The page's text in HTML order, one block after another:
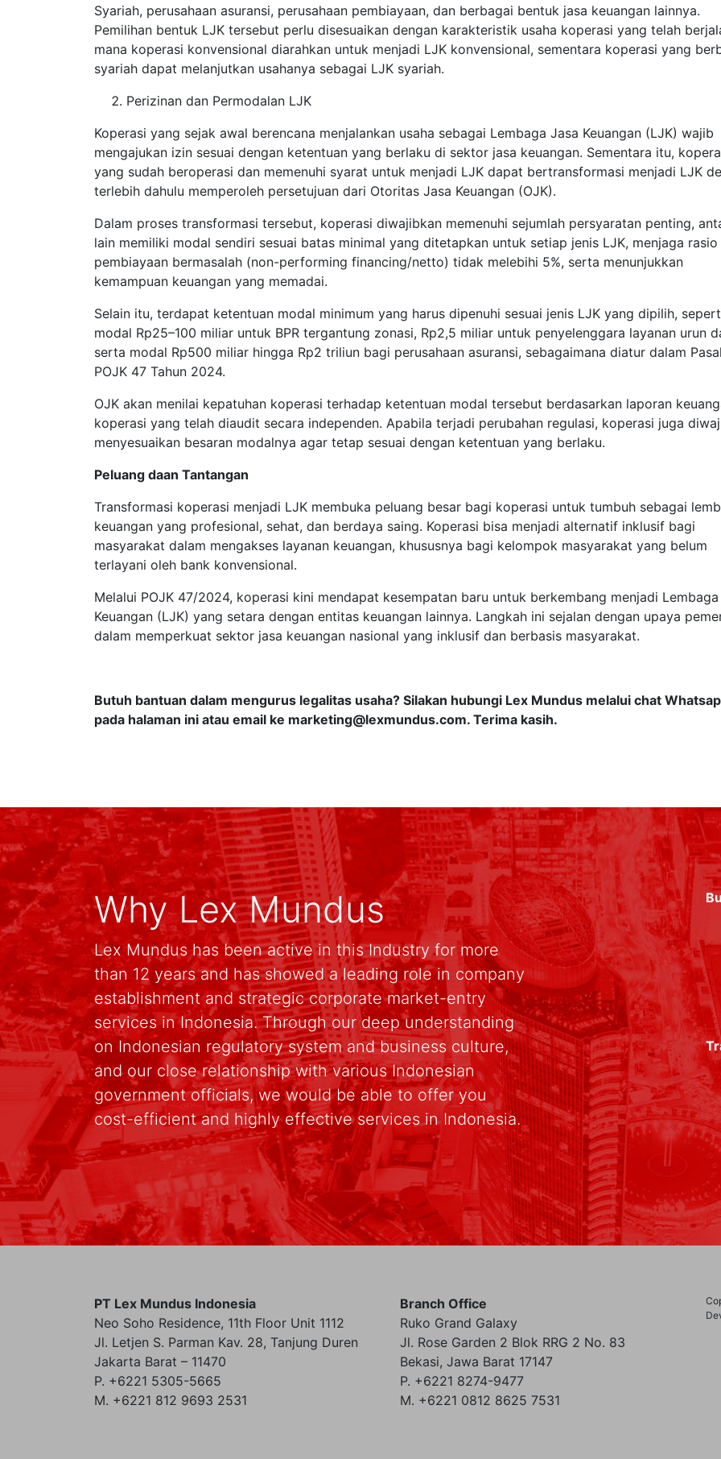
Syariah, perusahaan asuransi, perusahaan pembiayaan, dan berbagai bentuk jasa keuangan lainnya.
Pemilihan bentuk LJK tersebut perlu disesuaikan dengan karakteristik usaha koperasi yang telah
mana koperasi konvensional diarahkan untuk menjadi LJK konvensional, sementara koperasi yang
syariah dapat melanjutkan usahanya sebagai LJK syariah.
Perizinan dan Permodalan LJK
Koperasi yang sejak awal berencana menjalankan usaha sebagai Lembaga Jasa Keuangan (LJK) wajib
mengajukan izin sesuai dengan ketentuan yang berlaku di sektor jasa keuangan. Sementara itu,
yang sudah beroperasi dan memenuhi syarat untuk menjadi LJK dapat bertransformasi menjadi LJK
terlebih dahulu memperoleh persetujuan dari Otoritas Jasa Keuangan (OJK).
Dalam proses transformasi tersebut, koperasi diwajibkan memenuhi sejumlah persyaratan penting,
lain memiliki modal sendiri sesuai batas minimal yang ditetapkan untuk setiap jenis LJK, menjaga rasio
pembiayaan bermasalah (non-performing financing/netto) tidak melebihi 5%, serta menunjukkan
kemampuan keuangan yang memadai.
Selain itu, terdapat ketentuan modal minimum yang harus dipenuhi sesuai jenis LJK yang dipilih,
modal Rp25–100 miliar untuk BPR tergantung zonasi, Rp2,5 miliar untuk penyelenggara layanan urun
serta modal Rp500 miliar hingga Rp2 triliun bagi perusahaan asuransi, sebagaimana diatur dalam
POJK 47 Tahun 2024.
OJK akan menilai kepatuhan koperasi terhadap ketentuan modal tersebut berdasarkan laporan
koperasi yang telah diaudit secara independen. Apabila terjadi perubahan regulasi, koperasi juga
menyesuaikan besaran modalnya agar tetap sesuai dengan ketentuan yang berlaku.
Peluang daan Tantangan
Transformasi koperasi menjadi LJK membuka peluang besar bagi koperasi untuk tumbuh sebagai
keuangan yang profesional, sehat, dan berdaya saing. Koperasi bisa menjadi alternatif inklusif bagi
masyarakat dalam mengakses layanan keuangan, khususnya bagi kelompok masyarakat yang belum
terlayani oleh bank konvensional.
Melalui POJK 47/2024, koperasi kini mendapat kesempatan baru untuk berkembang menjadi Lembaga
Keuangan (LJK) yang setara dengan entitas keuangan lainnya. Langkah ini sejalan dengan upaya
dalam memperkuat sektor jasa keuangan nasional yang inklusif dan berbasis masyarakat.
Butuh bantuan dalam mengurus legalitas usaha? Silakan hubungi Lex Mundus melalui chat
pada halaman ini atau email ke marketing@lexmundus.com. Terima kasih.
Why Lex Mundus
Lex Mundus has been active in this Industry for more
than 12 years and has showed a leading role in company
establishment and strategic corporate market-entry
services in Indonesia. Through our deep understanding
on Indonesian regulatory system and business culture,
and our close relationship with various Indonesian
government officials, we would be able to offer you
cost-efficient and highly effective services in Indonesia.
PT Lex Mundus Indonesia
Neo Soho Residence, 11th Floor Unit 1112
Jl. Letjen S. Parman Kav. 28, Tanjung Duren
Jakarta Barat – 11470
P. +6221 5305-5665
M. +6221 812 9693 2531
Branch Office
Ruko Grand Galaxy
Jl. Rose Garden 2 Blok RRG 2 No. 83
Bekasi, Jawa Barat 17147
P. +6221 8274-9477
M. +6221 0812 8625 7531